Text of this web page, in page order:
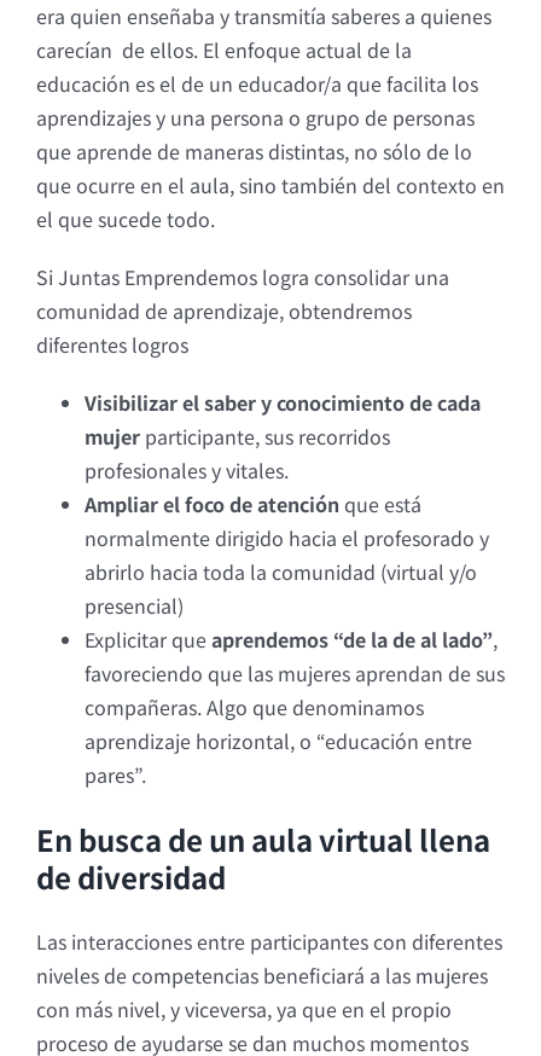
era quien enseñaba y transmitía saberes a quienes
carecían de ellos. El enfoque actual de la
educación es el de un educador/a que facilita los
aprendizajes y una persona o grupo de personas
que aprende de maneras distintas, no sólo de lo
que ocurre en el aula, sino también del contexto en
el que sucede todo.
Si Juntas Emprendemos logra consolidar una
comunidad de aprendizaje, obtendremos
diferentes logros
Visibilizar el saber y conocimiento de cada
mujer participante, sus recorridos
profesionales y vitales.
Ampliar el foco de atención que está
normalmente dirigido hacia el profesorado y
abrirlo hacia toda la comunidad (virtual y/o
presencial)
Explicitar queaprendemos “de la de al lado”,
favoreciendo que las mujeres aprendan de sus
compañeras. Algo que denominamos
aprendizaje horizontal, o “educación entre
pares”.
En busca de un aula virtual llena
de diversidad
Las interacciones entre participantes con diferentes
niveles de competencias beneficiará a las mujeres
con más nivel, y viceversa, ya que en el propio
proceso de ayudarse se dan muchos momentos